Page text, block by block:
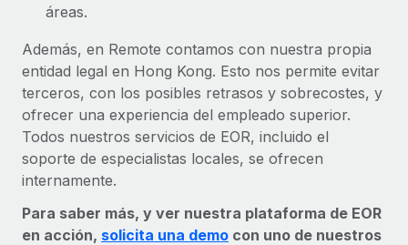
áreas.
Además, en Remote contamos con nuestra propia
entidad legal en Hong Kong. Esto nos permite evitar
terceros, con los posibles retrasos y sobrecostes, y
ofrecer una experiencia del empleado superior.
Todos nuestros servicios de EOR, incluido el
soporte de especialistas locales, se ofrecen
internamente.
Para saber más, y ver nuestra plataforma de EOR
en acción, solicita una demo con uno de nuestros